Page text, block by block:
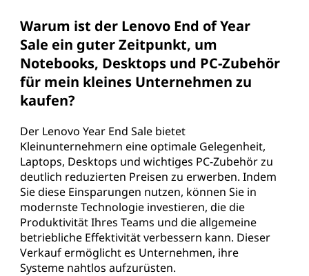
Warum ist der Lenovo End of Year
Sale ein guter Zeitpunkt, um
Notebooks, Desktops und PC-Zubehör
für mein kleines Unternehmen zu
kaufen?
Der Lenovo Year End Sale bietet
Kleinunternehmern eine optimale Gelegenheit,
Laptops, Desktops und wichtiges PC-Zubehör zu
deutlich reduzierten Preisen zu erwerben. Indem
Sie diese Einsparungen nutzen, können Sie in
modernste Technologie investieren, die die
Produktivität Ihres Teams und die allgemeine
betriebliche Effektivität verbessern kann. Dieser
Verkauf ermöglicht es Unternehmen, ihre
Systeme nahtlos aufzurüsten.